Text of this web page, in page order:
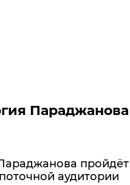
Параджанова
пройдёт
поточной аудитории